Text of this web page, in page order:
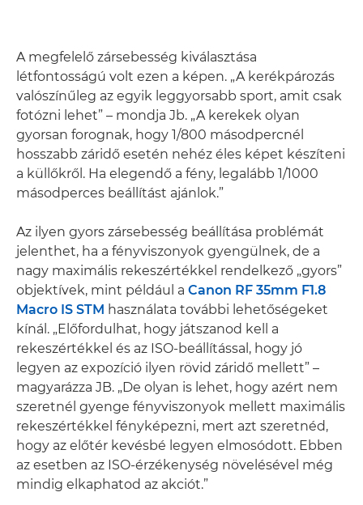
A megfelelő zársebesség kiválasztása
létfontosságú volt ezen a képen. „A kerékpározás
valószínűleg az egyik leggyorsabb sport, amit csak
fotózni lehet” – mondja Jb. „A kerekek olyan
gyorsan forognak, hogy 1/800 másodpercnél
hosszabb záridő esetén nehéz éles képet készíteni
a küllőkről. Ha elegendő a fény, legalább 1/1000
másodperces beállítást ajánlok.”
Az ilyen gyors zársebesség beállítása problémát
jelenthet, ha a fényviszonyok gyengülnek, de a
nagy maximális rekeszértékkel rendelkező „gyors”
objektívek, mint például a Canon RF 35mm F1.8
Macro IS STM használata további lehetőségeket
kínál. „Előfordulhat, hogy játszanod kell a
rekeszértékkel és az ISO-beállítással, hogy jó
legyen az expozíció ilyen rövid záridő mellett” –
magyarázza JB. „De olyan is lehet, hogy azért nem
szeretnél gyenge fényviszonyok mellett maximális
rekeszértékkel fényképezni, mert azt szeretnéd,
hogy az előtér kevésbé legyen elmosódott. Ebben
az esetben az ISO-érzékenység növelésével még
mindig elkaphatod az akciót.”